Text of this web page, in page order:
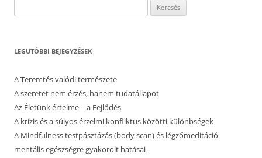
LEGUTÓBBI BEJEGYZÉSEK
A Teremtés valódi természete
A szeretet nem érzés, hanem tudatállapot
Az Életünk értelme – a Fejlődés
A krízis és a súlyos érzelmi konfliktus közötti különbségek
A Mindfulness testpásztázás (body scan) és légzőmeditáció
mentális egészségre gyakorolt hatásai